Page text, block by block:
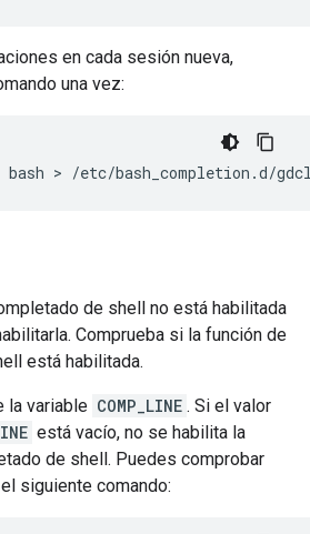
en cada sesión nueva,
una vez:
bash >
de shell no está habilitada
Comprueba si la función de
está habilitada.
la variable COMP_LINE . Si el valor
está vacío, no se habilita la
de shell. Puedes comprobar
siguiente comando: